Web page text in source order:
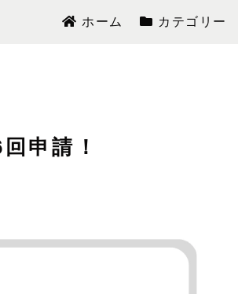
ホーム カテゴリー
申請！